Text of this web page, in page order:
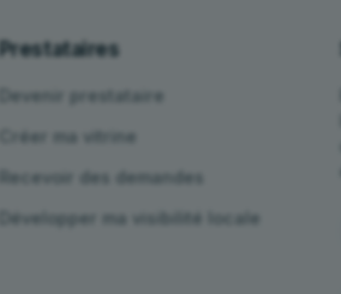
Prestataires
Devenir prestataire
Créer ma vitrine
Recevoir des demandes
Développer ma visibilité locale